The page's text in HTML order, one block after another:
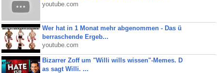
youtube.com
Wer hat in 1 Monat mehr abgenommen - Das ü
berraschende Ergeb...
youtube.com
Bizarrer Zoff um "Willi wills wissen"-Memes. D
as sagt Willi. ...